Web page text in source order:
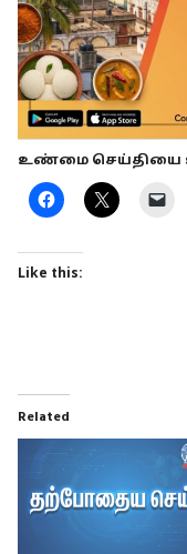
உண்மை செய்தியை
Like this:
Related